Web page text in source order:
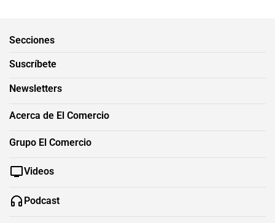
Secciones
Suscríbete
Newsletters
Acerca de El Comercio
Grupo El Comercio
Videos
Podcast